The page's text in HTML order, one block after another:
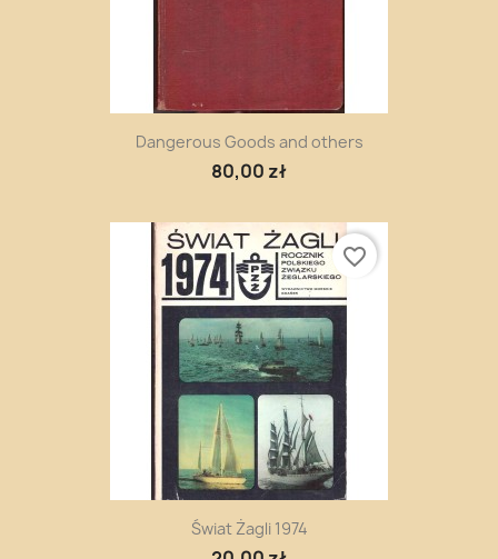
Dangerous Goods and others
80,00 zł
Świat Żagli 1974
favorite_border